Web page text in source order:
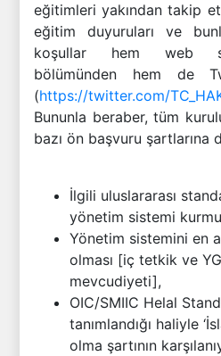
eğitimleri yakından takip
eğitim duyuruları ve
koşullar hem web
bölümünden hem de
(https://twitter.com/
Bununla beraber, tüm
bazı ön başvuru
İlgili uluslararası
yönetim sistemi
Yönetim sistemini en
olması [iç tetkik ve
mevcudiyeti],
OIC/SMIIC Helal
tanımlandığı haliyle
olma şartının